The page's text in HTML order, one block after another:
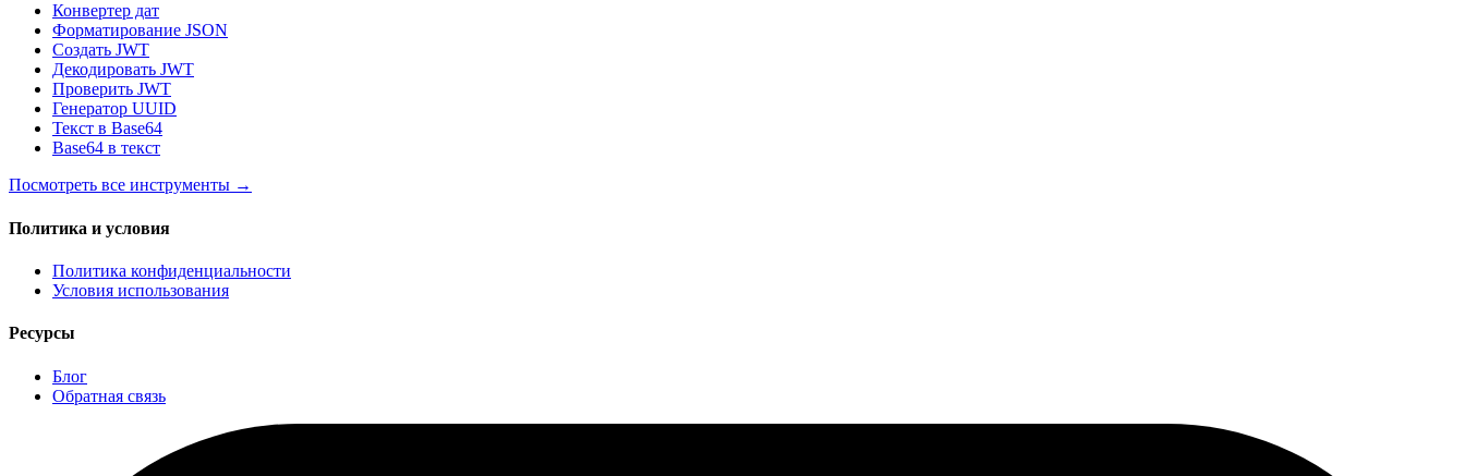
Конвертер дат
Форматирование JSON
Создать JWT
Декодировать JWT
Проверить JWT
Генератор UUID
Текст в Base64
Base64 в текст
Посмотреть все инструменты →
Политика и условия
Политика конфиденциальности
Условия использования
Ресурсы
Блог
Обратная связь